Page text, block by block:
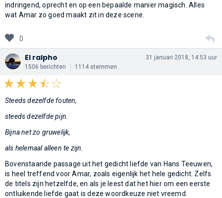
indringend, oprecht en op een bepaalde manier magisch. Alles
wat Amar zo goed maakt zit in deze scene.
0
El ralpho
1506 berichten 1114 stemmen
31 januari 2018, 14:53 uur
Steeds dezelfde fouten,
steeds dezelfde pijn.
Bijna net zo gruwelijk,
als helemaal alleen te zijn.
Bovenstaande passage uit het gedicht liefde van Hans Teeuwen,
is heel treffend voor Amar, zoals eigenlijk het hele gedicht. Zelfs
de titels zijn hetzelfde, en als je leest dat het hier om een eerste
ontluikende liefde gaat is deze woordkeuze niet vreemd.